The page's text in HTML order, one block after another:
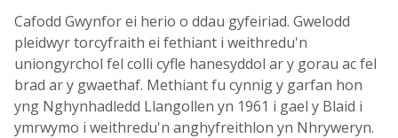
Cafodd Gwynfor ei herio o ddau gyfeiriad. Gwelodd
pleidwyr torcyfraith ei fethiant i weithredu'n
uniongyrchol fel colli cyfle hanesyddol ar y gorau ac fel
brad ar y gwaethaf. Methiant fu cynnig y garfan hon
yng Nghynhadledd Llangollen yn 1961 i gael y Blaid i
ymrwymo i weithredu'n anghyfreithlon yn Nhryweryn.